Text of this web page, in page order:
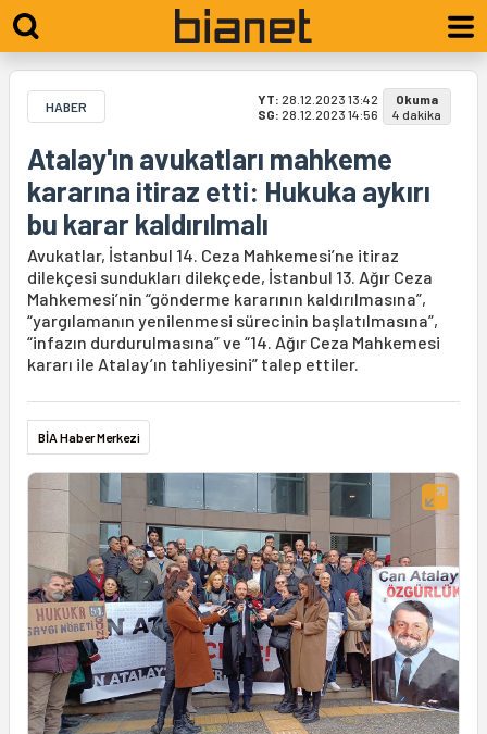
HABER YT: 28.12.2023 13:42
SG: 28.12.2023 14:56
Okuma
4 dakika
Atalay'ın avukatları mahkeme
kararına itiraz etti: Hukuka aykırı
bu karar kaldırılmalı
Avukatlar, İstanbul 14. Ceza Mahkemesi’ne itiraz
dilekçesi sundukları dilekçede, İstanbul 13. Ağır Ceza
Mahkemesi’nin “gönderme kararının kaldırılmasına”,
“yargılamanın yenilenmesi sürecinin başlatılmasına”,
“infazın durdurulmasına” ve “14. Ağır Ceza Mahkemesi
kararı ile Atalay’ın tahliyesini” talep ettiler.
BİA Haber Merkezi